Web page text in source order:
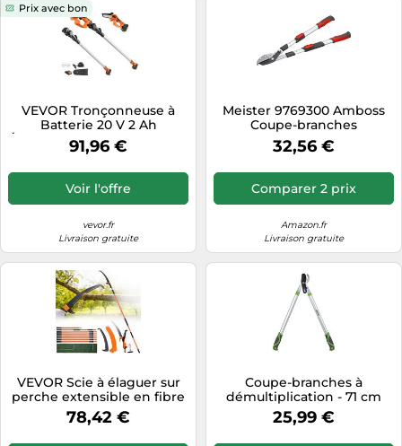
Prix avec bon
VEVOR Tronçonneuse à
Batterie 20 V 2 Ah
Élagueuse à Perche Sans Fil
2 en 1 Télescopique 2,43 m
Élagueur Électrique avec
Batterie et Couvercle Lame
Arbres
91,96 €
Voir l'offre
vevor.fr
Livraison gratuite
Meister 9769300 Amboss
Coupe-branches
télescopique
32,56 €
Comparer 2 prix
Amazon.fr
Livraison gratuite
VEVOR Scie à élaguer sur
perche extensible en fibre
de verre 2,24-8,24 m
Ciseaux
78,42 €
Coupe-branches à
démultiplication - 71 cm
25,99 €